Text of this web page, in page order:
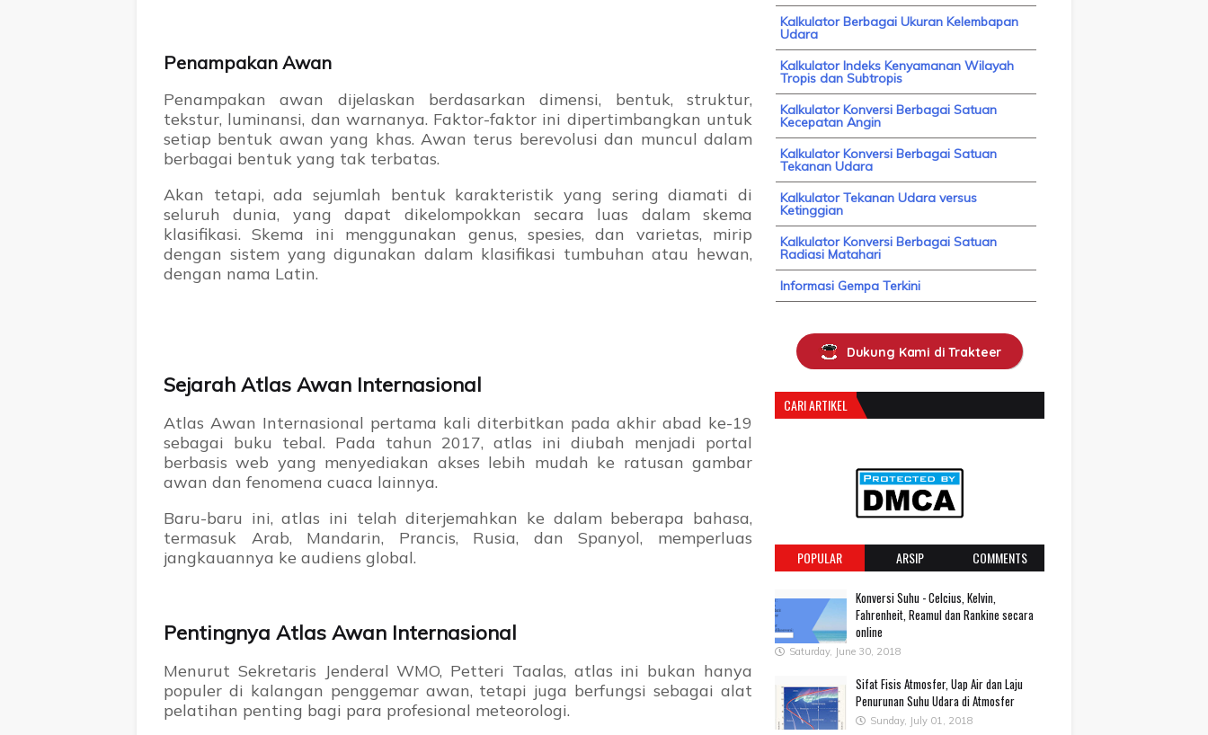
Penampakan Awan
Penampakan awan dijelaskan berdasarkan dimensi, bentuk, struktur,
tekstur, luminansi, dan warnanya. Faktor-faktor ini dipertimbangkan untuk
setiap bentuk awan yang khas. Awan terus berevolusi dan muncul dalam
berbagai bentuk yang tak terbatas.
Akan tetapi, ada sejumlah bentuk karakteristik yang sering diamati di
seluruh dunia, yang dapat dikelompokkan secara luas dalam skema
klasifikasi. Skema ini menggunakan genus, spesies, dan varietas, mirip
dengan sistem yang digunakan dalam klasifikasi tumbuhan atau hewan,
dengan nama Latin.
Sejarah Atlas Awan Internasional
Atlas Awan Internasional pertama kali diterbitkan pada akhir abad ke-19
sebagai buku tebal. Pada tahun 2017, atlas ini diubah menjadi portal
berbasis web yang menyediakan akses lebih mudah ke ratusan gambar
awan dan fenomena cuaca lainnya.
Baru-baru ini, atlas ini telah diterjemahkan ke dalam beberapa bahasa,
termasuk Arab, Mandarin, Prancis, Rusia, dan Spanyol, memperluas
jangkauannya ke audiens global.
Pentingnya Atlas Awan Internasional
Menurut Sekretaris Jenderal WMO, Petteri Taalas, atlas ini bukan hanya
populer di kalangan penggemar awan, tetapi juga berfungsi sebagai alat
pelatihan penting bagi para profesional meteorologi.
Kalkulator Berbagai Ukuran Kelembapan
Udara
Kalkulator Indeks Kenyamanan Wilayah
Tropis dan Subtropis
Kalkulator Konversi Berbagai Satuan
Kecepatan Angin
Kalkulator Konversi Berbagai Satuan
Tekanan Udara
Kalkulator Tekanan Udara versus
Ketinggian
Kalkulator Konversi Berbagai Satuan
Radiasi Matahari
Informasi Gempa Terkini
Dukung Kami di Trakteer
CARI ARTIKEL
POPULAR ARSIP COMMENTS
Konversi Suhu - Celcius, Kelvin,
Fahrenheit, Reamul dan Rankine secara
online
Saturday, June 30, 2018
Sifat Fisis Atmosfer, Uap Air dan Laju
Penurunan Suhu Udara di Atmosfer
Sunday, July 01, 2018